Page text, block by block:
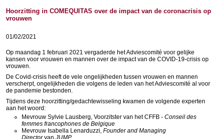
Hoorzitting in COMEQUITAS over de impact van de coronacrisis op
vrouwen
01/02/2021
Op maandag 1 februari 2021 vergaderde het Adviescomité voor gelijke
kansen voor vrouwen en mannen over de impact van de COVID-19-crisis op
vrouwen.
De Covid-crisis heeft de vele ongelijkheden tussen vrouwen en mannen
verscherpt, ongelijkheden die volgens de leden van het Adviescomité al voor
de pandemie bestonden.
Tijdens deze hoorzitting/gedachtewisseling kwamen de volgende experten
aan het woord:
Mevrouw Sylvie Lausberg, Voorzitster van het CFFB - Conseil des
femmes francophones de Belgique
Mevrouw Isabella Lenarduzzi, Founder and Managing
Directorvan JUMP